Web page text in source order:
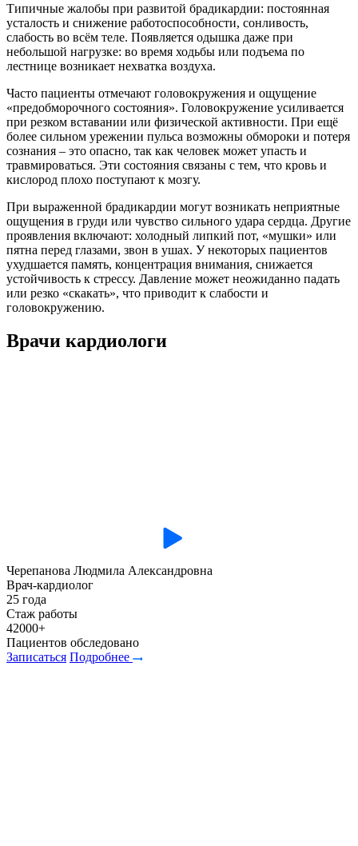
Типичные жалобы при развитой брадикардии: постоянная
усталость и снижение работоспособности, сонливость,
слабость во всём теле. Появляется одышка даже при
небольшой нагрузке: во время ходьбы или подъема по
лестнице возникает нехватка воздуха.
Часто пациенты отмечают головокружения и ощущение
«предобморочного состояния». Головокружение усиливается
при резком вставании или физической активности. При ещё
более сильном урежении пульса возможны обмороки и потеря
сознания – это опасно, так как человек может упасть и
травмироваться. Эти состояния связаны с тем, что кровь и
кислород плохо поступают к мозгу.
При выраженной брадикардии могут возникать неприятные
ощущения в груди или чувство сильного удара сердца. Другие
проявления включают: холодный липкий пот, «мушки» или
пятна перед глазами, звон в ушах. У некоторых пациентов
ухудшается память, концентрация внимания, снижается
устойчивость к стрессу. Давление может неожиданно падать
или резко «скакать», что приводит к слабости и
головокружению.
Врачи кардиологи
Черепанова Людмила Александровна
Врач-кардиолог
25 года
Стаж работы
42000+
Пациентов обследовано
Записаться Подробнее